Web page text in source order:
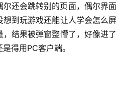
尔还会跳转别的页面，偶尔界面
到玩游戏还能让人学会怎么屏
结果被弹窗整懵了，好像进了
得用PC客户端。